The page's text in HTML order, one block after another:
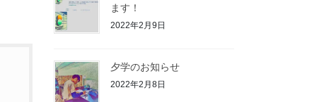
ます！
2022年2月9日
夕学のお知らせ
2022年2月8日